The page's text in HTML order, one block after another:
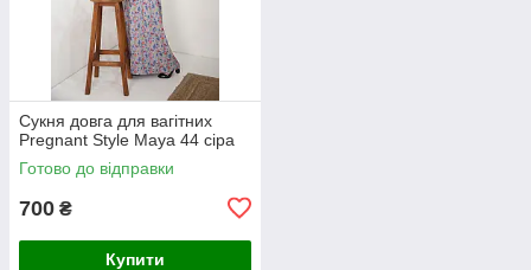
Сукня довга для вагітних
Pregnant Style Maya 44 сіра
Готово до відправки
700 ₴
Купити